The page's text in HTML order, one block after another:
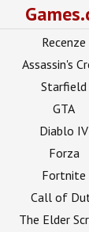
Recenze
Assassin's
Starfield
GTA
Diablo IV
Forza
Fortnite
Call of
The Elder